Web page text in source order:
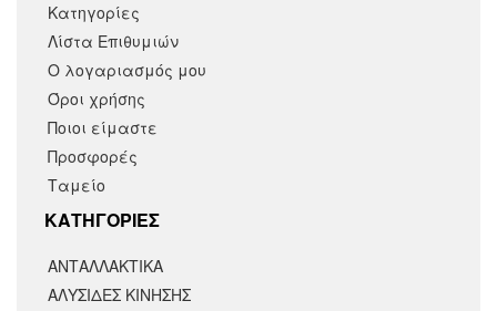
Κατηγορίες
Λίστα Επιθυμιών
Ο λογαριασμός μου
Όροι χρήσης
Ποιοι είμαστε
Προσφορές
Ταμείο
KΑΤΗΓΟΡΙΕΣ
ΑΝΤΑΛΛΑΚΤΙΚΆ
ΑΛΥΣΙΔΕΣ ΚΙΝΗΣΗΣ